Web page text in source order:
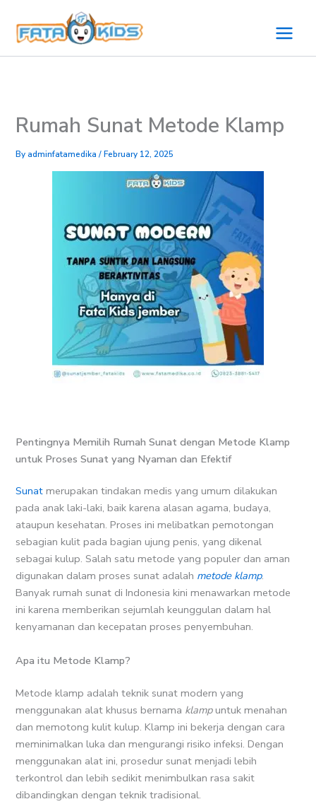
content
Rumah Sunat Metode Klamp
Byadminfatamedika/February 12, 2025
Pentingnya Memilih Rumah Sunat dengan Metode Klamp
untuk Proses Sunat yang Nyaman dan Efektif
Sunat merupakan tindakan medis yang umum dilakukan
pada anak laki-laki, baik karena alasan agama, budaya,
ataupun kesehatan. Proses ini melibatkan pemotongan
sebagian kulit pada bagian ujung penis, yang dikenal
sebagai kulup. Salah satu metode yang populer dan aman
digunakan dalam proses sunat adalah metode klamp.
Banyak rumah sunat di Indonesia kini menawarkan metode
ini karena memberikan sejumlah keunggulan dalam hal
kenyamanan dan kecepatan proses penyembuhan.
Apa itu Metode Klamp?
Metode klamp adalah teknik sunat modern yang
menggunakan alat khusus bernama klampuntuk menahan
dan memotong kulit kulup. Klamp ini bekerja dengan cara
meminimalkan luka dan mengurangi risiko infeksi. Dengan
menggunakan alat ini, prosedur sunat menjadi lebih
terkontrol dan lebih sedikit menimbulkan rasa sakit
dibandingkan dengan teknik tradisional.